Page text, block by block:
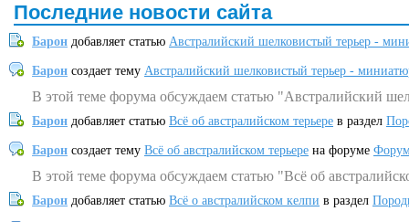
Последние новости сайта
Барон добавляет статью Австралийский шелковистый терьер -
Барон создает тему Австралийский шелковистый терьер -
В этой теме форума обсуждаем статью "Австралийский
Барон добавляет статью Всё об австралийском терьере в раздел
Барон создает тему Всё об австралийском терьере на форуме
В этой теме форума обсуждаем статью "Всё об
Барон добавляет статью Всё о австралийском келпи в раздел